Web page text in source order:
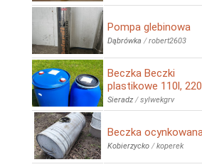
Pompa glebinowa
Dąbrówka /robert2603
Beczka Beczki
plastikowe 110l,
Sieradz /sylwekgrv
Beczka
Kobierzycko /koperek